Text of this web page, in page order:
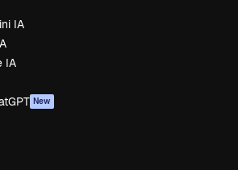
IA
IA
New